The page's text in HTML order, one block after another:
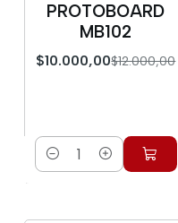
-17%
PROTOBOARD
MB102
$10.000,00$12.000,00
Cantidad